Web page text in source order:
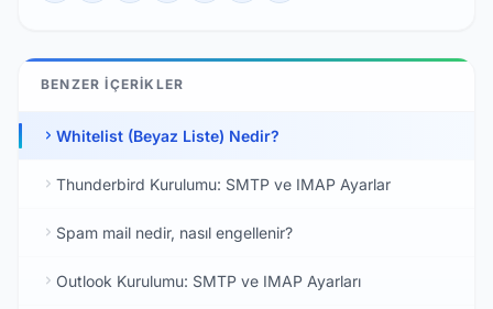
BENZER İÇERIKLER
Whitelist (Beyaz Liste) Nedir?
Thunderbird Kurulumu: SMTP ve IMAP Ayarlar
Spam mail nedir, nasıl engellenir?
Outlook Kurulumu: SMTP ve IMAP Ayarları